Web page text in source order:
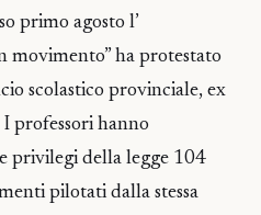
primo agosto l’
movimento” ha protestato
scolastico provinciale, ex
professori hanno
privilegi della legge 104
pilotati dalla stessa